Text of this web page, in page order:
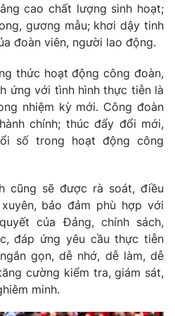
cao chất lượng sinh hoạt;
gương mẫu; khơi dậy tinh
đoàn viên, người lao động.
thức hoạt động công đoàn,
ứng với tình hình thực tiễn là
nhiệm kỳ mới. Công đoàn
chính; thúc đẩy đổi mới,
số trong hoạt động công
cũng sẽ được rà soát, điều
bảo đảm phù hợp với
của Đảng, chính sách,
đáp ứng yêu cầu thực tiễn
gọn, dễ nhớ, dễ làm, dễ
cường kiểm tra, giám sát,
minh.